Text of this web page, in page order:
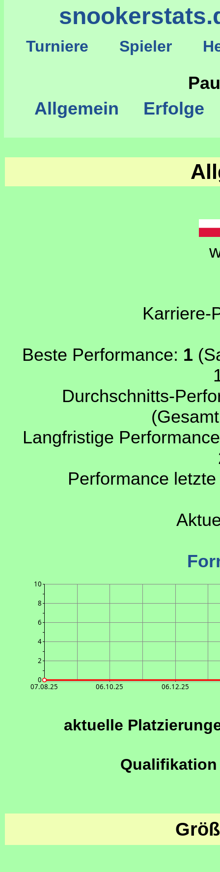
Turniere Spieler
Karriere-
Beste Performance: 1
Durchschnitts-
Langfristige
Performance
10
8
6
4
2
0
07.08.25 06.10.25 06.12.25
aktuelle
Qualifikation
Allgemein Erfolge